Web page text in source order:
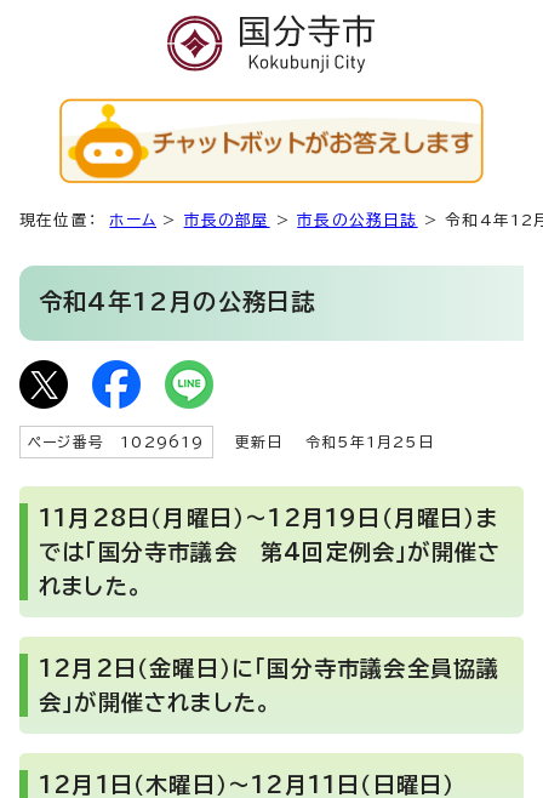
現在位置： ホーム > 市長の部屋 >市長の公務日誌 >令和4年12
令和4年12月の公務日誌
ページ番号 1029619 更新日 令和5年1月25日
11月28日（月曜日）～12月19日（月曜日）ま
では「国分寺市議会 第4回定例会」が開催さ
れました。
12月2日（金曜日）に「国分寺市議会全員協議
会」が開催されました。
12月1日（木曜日）～12月11日（日曜日）